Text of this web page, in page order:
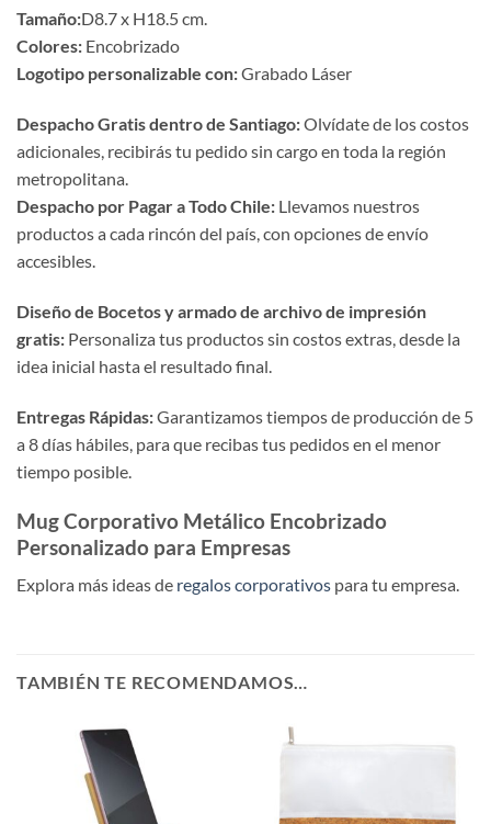
Tamaño:D8.7 x H18.5 cm.
Colores: Encobrizado
Logotipo personalizable con:Grabado Láser
Despacho Gratis dentro de Santiago:Olvídate de los costos
adicionales, recibirás tu pedido sin cargo en toda la región
metropolitana.
Despacho por Pagar a Todo Chile: Llevamos nuestros
productos a cada rincón del país, con opciones de envío
accesibles.
Diseño de Bocetos y armado de archivo de impresión
gratis: Personaliza tus productos sin costos extras, desde la
idea inicial hasta el resultado final.
Entregas Rápidas:Garantizamos tiempos de producción de 5
a 8 días hábiles, para que recibas tus pedidos en el menor
tiempo posible.
Mug Corporativo Metálico Encobrizado
Personalizado para Empresas
Explora más ideas de regalos corporativos para tu empresa.
TAMBIÉN TE RECOMENDAMOS…